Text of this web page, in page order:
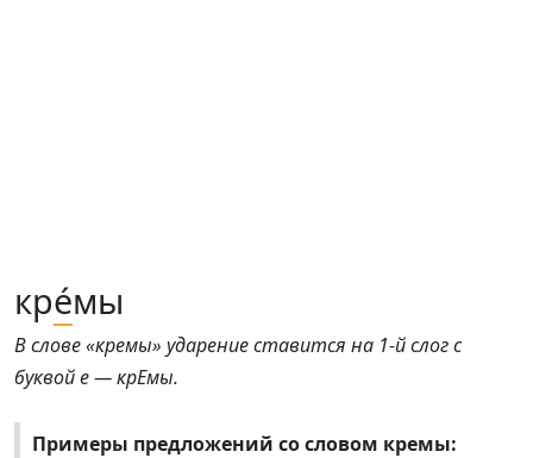
кре́мы
В слове «кремы» ударение ставится на 1-й слог с
буквой е — крЕмы.
Примеры предложений со словом кремы: